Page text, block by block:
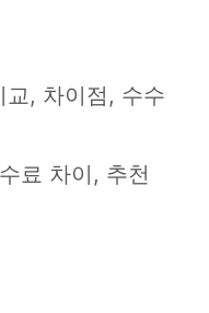
교, 차이점, 수수
료 차이, 추천